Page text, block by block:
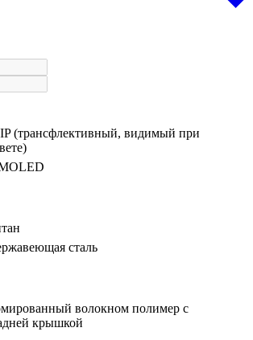
(трансфлективный, видимый при
сталь
волокном полимер с
крышкой